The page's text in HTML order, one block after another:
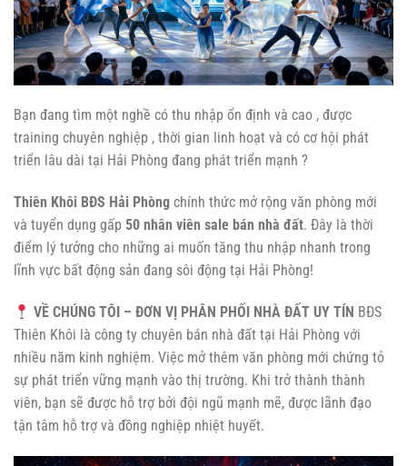
Bạn đang tìm một nghề có thu nhập ổn định và cao , được
training chuyên nghiệp , thời gian linh hoạt và có cơ hội phát
triển lâu dài tại Hải Phòng đang phát triển mạnh ?
Thiên Khôi BĐS Hải Phòng chính thức mở rộng văn phòng mới
và tuyển dụng gấp 50 nhân viên sale bán nhà đất. Đây là thời
điểm lý tưởng cho những ai muốn tăng thu nhập nhanh trong
lĩnh vực bất động sản đang sôi động tại Hải Phòng!
VỀ CHÚNG TÔI – ĐƠN VỊ PHÂN PHỐI NHÀ ĐẤT UY TÍN BĐS
Thiên Khôi là công ty chuyên bán nhà đất tại Hải Phòng với
nhiều năm kinh nghiệm. Việc mở thêm văn phòng mới chứng tỏ
sự phát triển vững mạnh vào thị trường. Khi trở thành thành
viên, bạn sẽ được hỗ trợ bởi đội ngũ mạnh mẽ, được lãnh đạo
tận tâm hỗ trợ và đồng nghiệp nhiệt huyết.